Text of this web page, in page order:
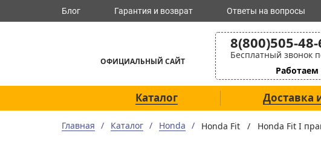
Блог Гарантия и возврат Ответы на вопросы
ОФИЦИАЛЬНЫЙ САЙТ
8(800)505-
Бесплатный звонок
Работаем
Каталог Доставка
Главная Каталог Honda Honda Fit / Honda Fit I